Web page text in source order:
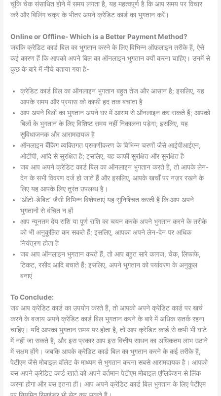
चूंकि चेक संसाधित होने में समय लगता है, यह महत्वपूर्ण है कि आप समय पर विचार
करें और बिलिंग चक्र के भीतर अपने क्रेडिट कार्ड का भुगतान करें।
Online or Offline- Which is a Better Payment Method?
जबकि क्रेडिट कार्ड बिल का भुगतान करने के लिए विभिन्न ऑफ़लाइन तरीके हैं, ऐसे
कई कारण हैं कि आपको अपने बिल का ऑनलाइन भुगतान क्यों करना चाहिए। उनमें से
कुछ के बारे में नीचे बताया गया है-
क्रेडिट कार्ड बिल का ऑनलाइन भुगतान बहुत तेज और आसान है; इसलिए, यह
आपके समय और प्रयास को काफी हद तक बचाता है
आप अपने बिलों का भुगतान अपने घर में आराम से ऑनलाइन कर सकते हैं; आपको
बिलों के भुगतान के लिए विशिष्ट समय नहीं निकालना पड़ेगा; इसलिए, यह
सुविधाजनक और आरामदायक है
ऑनलाइन बैंकिंग व्यक्तिगत प्रमाणीकरण के विभिन्न चरणों जैसे आईपीआईएन,
ओटीपी, आदि से सुरक्षित है; इसलिए, यह काफी सुरक्षित और सुरक्षित है
जब आप अपने क्रेडिट कार्ड बिल का ऑनलाइन भुगतान करते हैं, तो आपके लेन-
देन के सभी विवरण दर्ज हो जाते हैं और इसलिए, आपके खर्चों पर नज़र रखने के
लिए यह आपके लिए तुरंत उपलब्ध है।
‘ऑटो-डेबिट’ जैसी विभिन्न विशेषताएं यह सुनिश्चित करती हैं कि आप अपने
भुगतानों से वंचित न हों
आप न्यूनतम देय राशि या पूर्ण राशि का चयन करके अपने भुगतान करने के तरीके
को भी अनुकूलित कर सकते हैं; इसलिए, आपका अपने लेन-देन पर अधिक
नियंत्रण होता है
जब आप ऑनलाइन भुगतान करते हैं, तो आप बहुत सारे कागज, चेक, लिफाफे,
टिकट, रसीद आदि बचाते हैं; इसलिए, अपने भुगतान को पर्यावरण के अनुकूल
बनाएं
To Conclude:
जब आप क्रेडिट कार्ड का उपयोग करते हैं, तो आपको अपने क्रेडिट कार्ड पर खर्च
करने के बजाय अपने क्रेडिट कार्ड बिल भुगतान करने के बारे में अधिक सतर्क रहना
चाहिए। यदि आपका भुगतान समय पर होता है, तो आप क्रेडिट कार्ड से कभी भी घाटे
में नहीं जा सकते हैं, और इस प्रकार आप इस वित्तीय साधन का अधिकतम लाभ उठाने
में सक्षम होंगे। जबकि आपके क्रेडिट कार्ड बिल का भुगतान करने के कई तरीके हैं,
पेटीएम जैसे मोबाइल वॉलेट के माध्यम से भुगतान करना सबसे आरामदायक है। आपको
बस अपने क्रेडिट कार्ड खाते को अपने वर्तमान पेटीएम मोबाइल एप्लिकेशन से लिंक
करना होगा और बस इतना ही। आप अपने क्रेडिट कार्ड बिल भुगतान के लिए पेटीएम